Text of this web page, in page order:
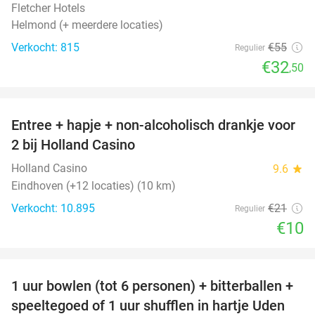
Fletcher Hotels
Helmond (+ meerdere locaties)
Verkocht: 815
Regulier €55
€32,50
52%
Entree + hapje + non-alcoholisch drankje voor
2 bij Holland Casino
Holland Casino 9.6 star
Eindhoven (+12 locaties) (10 km)
Verkocht: 10.895
Regulier €21
€10
55%
1 uur bowlen (tot 6 personen) + bitterballen +
speeltegoed of 1 uur shufflen in hartje Uden